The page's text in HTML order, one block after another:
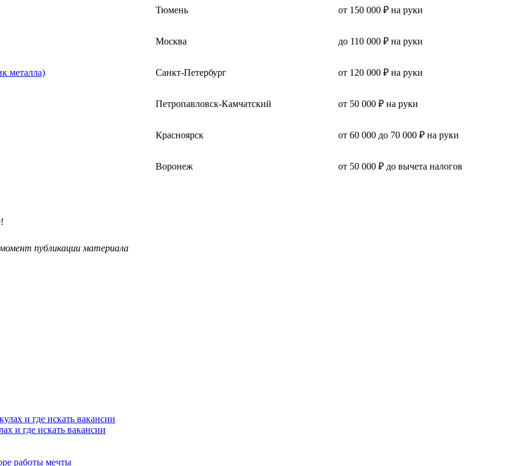
Тюмень от 150 000 ₽ на руки
Москва до 110 000 ₽ на руки
металла) Санкт-Петербург от 120 000 ₽ на руки
Петропавловск-Камчатский от 50 000 ₽ на руки
Красноярск от 60 000 до 70 000 ₽ на руки
Воронеж от 50 000 ₽ до вычета налогов
публикации материала
и где искать вакансии